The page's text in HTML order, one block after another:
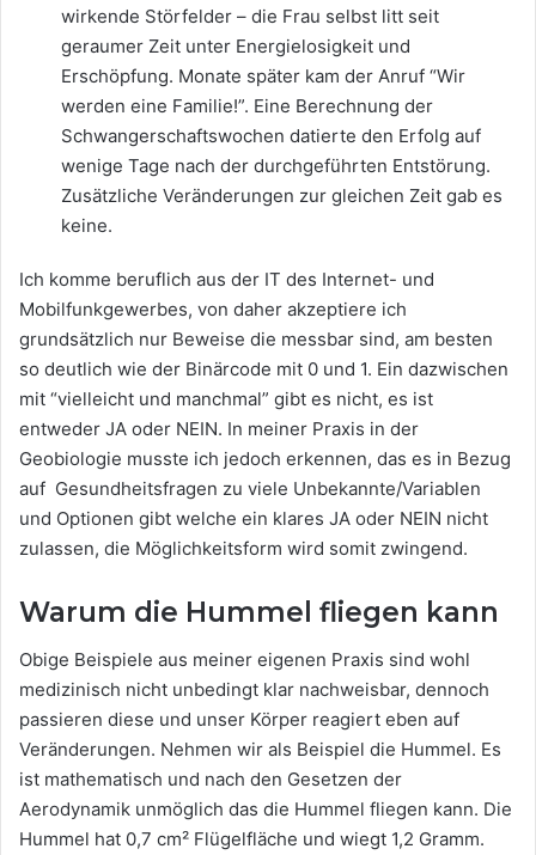
wirkende Störfelder – die Frau selbst litt seit
geraumer Zeit unter Energielosigkeit und
Erschöpfung. Monate später kam der Anruf “Wir
werden eine Familie!”. Eine Berechnung der
Schwangerschaftswochen datierte den Erfolg auf
wenige Tage nach der durchgeführten Entstörung.
Zusätzliche Veränderungen zur gleichen Zeit gab es
keine.
Ich komme beruflich aus der IT des Internet- und
Mobilfunkgewerbes, von daher akzeptiere ich
grundsätzlich nur Beweise die messbar sind, am besten
so deutlich wie der Binärcode mit 0 und 1. Ein dazwischen
mit “vielleicht und manchmal” gibt es nicht, es ist
entweder JA oder NEIN. In meiner Praxis in der
Geobiologie musste ich jedoch erkennen, das es in Bezug
auf Gesundheitsfragen zu viele Unbekannte/Variablen
und Optionen gibt welche ein klares JA oder NEIN nicht
zulassen, die Möglichkeitsform wird somit zwingend.
Warum die Hummel fliegen kann
Obige Beispiele aus meiner eigenen Praxis sind wohl
medizinisch nicht unbedingt klar nachweisbar, dennoch
passieren diese und unser Körper reagiert eben auf
Veränderungen. Nehmen wir als Beispiel die Hummel. Es
ist mathematisch und nach den Gesetzen der
Aerodynamik unmöglich das die Hummel fliegen kann. Die
Hummel hat 0,7 cm² Flügelfläche und wiegt 1,2 Gramm.